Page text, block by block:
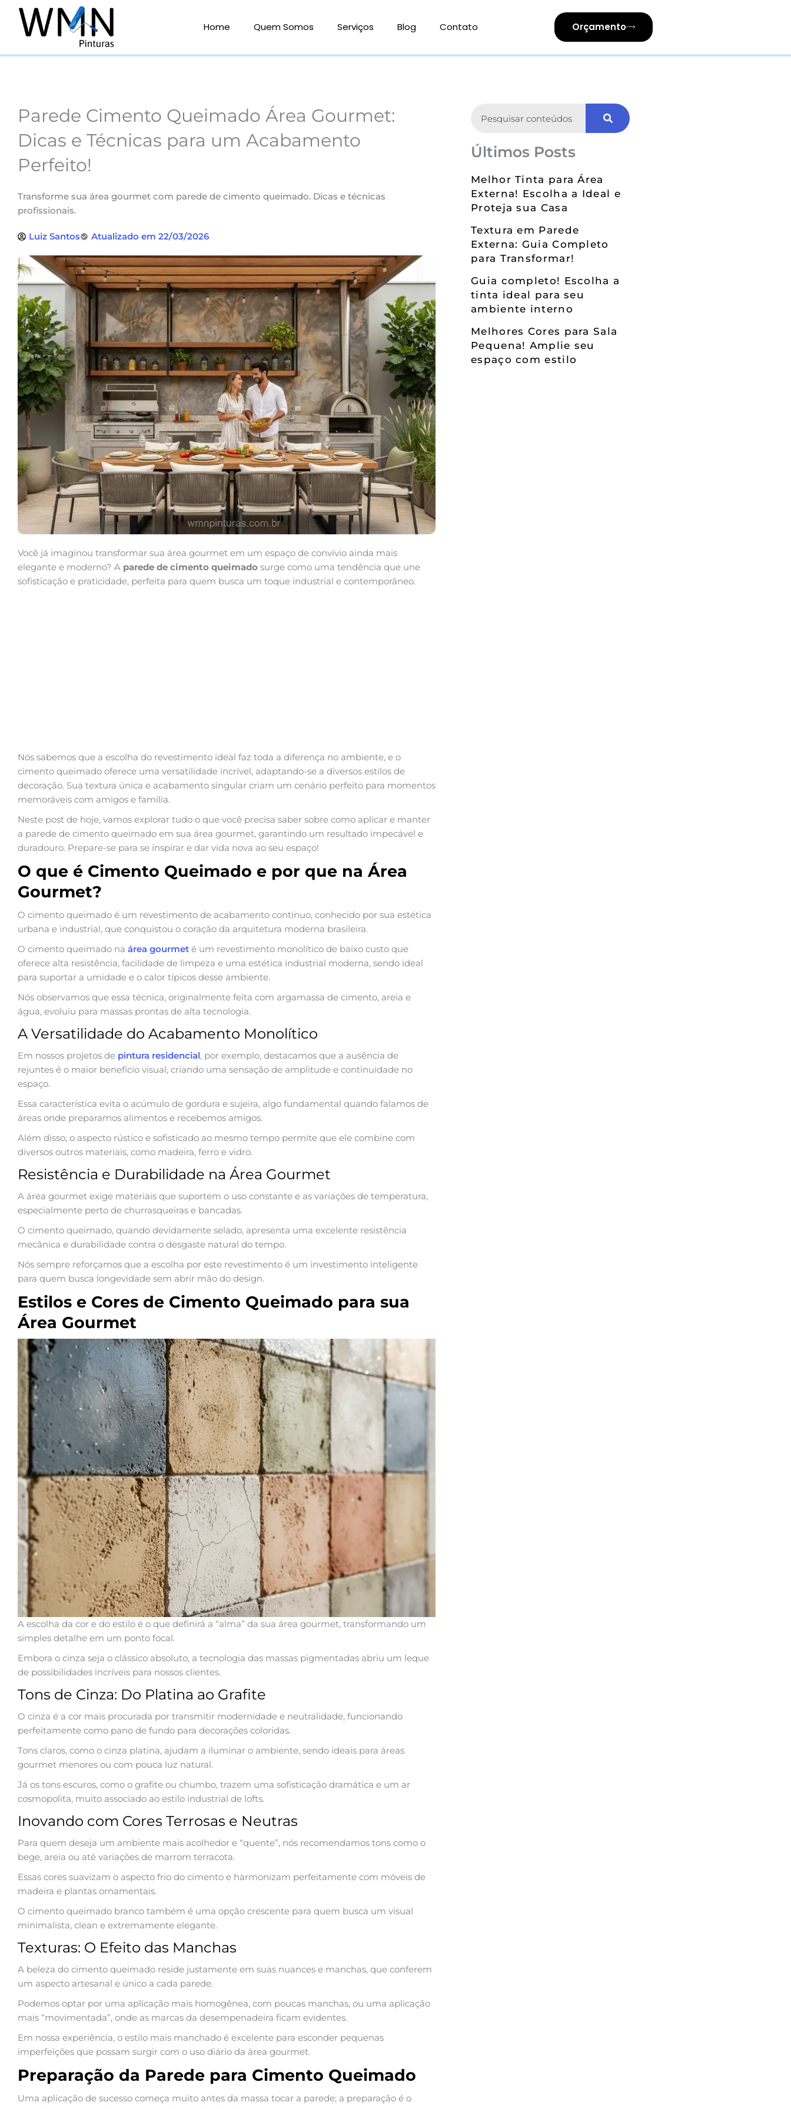
Home Quem Somos Serviços Blog Contato Orçamento
Parede Cimento Queimado Área Gourmet:
Dicas e Técnicas para um Acabamento
Perfeito!
Transforme sua área gourmet com parede de cimento queimado. Dicas e técnicas
profissionais.
Luiz Santos Atualizado em 22/03/2026
Você já imaginou transformar sua área gourmet em um espaço de convívio ainda mais
elegante e moderno? A parede de cimento queimado surge como uma tendência que une
sofisticação e praticidade, perfeita para quem busca um toque industrial e contemporâneo.
Nós sabemos que a escolha do revestimento ideal faz toda a diferença no ambiente, e o
cimento queimado oferece uma versatilidade incrível, adaptando-se a diversos estilos de
decoração. Sua textura única e acabamento singular criam um cenário perfeito para momentos
memoráveis com amigos e família.
Neste post de hoje, vamos explorar tudo o que você precisa saber sobre como aplicar e manter
a parede de cimento queimado em sua área gourmet, garantindo um resultado impecável e
duradouro. Prepare-se para se inspirar e dar vida nova ao seu espaço!
O que é Cimento Queimado e por que na Área
Gourmet?
O cimento queimado é um revestimento de acabamento contínuo, conhecido por sua estética
urbana e industrial, que conquistou o coração da arquitetura moderna brasileira.
O cimento queimado na área gourmet é um revestimento monolítico de baixo custo que
oferece alta resistência, facilidade de limpeza e uma estética industrial moderna, sendo ideal
para suportar a umidade e o calor típicos desse ambiente.
Nós observamos que essa técnica, originalmente feita com argamassa de cimento, areia e
água, evoluiu para massas prontas de alta tecnologia.
A Versatilidade do Acabamento Monolítico
Em nossos projetos de pintura residencial, por exemplo, destacamos que a ausência de
rejuntes é o maior benefício visual, criando uma sensação de amplitude e continuidade no
espaço.
Essa característica evita o acúmulo de gordura e sujeira, algo fundamental quando falamos de
áreas onde preparamos alimentos e recebemos amigos.
Além disso, o aspecto rústico e sofisticado ao mesmo tempo permite que ele combine com
diversos outros materiais, como madeira, ferro e vidro.
Resistência e Durabilidade na Área Gourmet
A área gourmet exige materiais que suportem o uso constante e as variações de temperatura,
especialmente perto de churrasqueiras e bancadas.
O cimento queimado, quando devidamente selado, apresenta uma excelente resistência
mecânica e durabilidade contra o desgaste natural do tempo.
Nós sempre reforçamos que a escolha por este revestimento é um investimento inteligente
para quem busca longevidade sem abrir mão do design.
Estilos e Cores de Cimento Queimado para sua
Área Gourmet
A escolha da cor e do estilo é o que definirá a “alma” da sua área gourmet, transformando um
simples detalhe em um ponto focal.
Embora o cinza seja o clássico absoluto, a tecnologia das massas pigmentadas abriu um leque
de possibilidades incríveis para nossos clientes.
Tons de Cinza: Do Platina ao Grafite
O cinza é a cor mais procurada por transmitir modernidade e neutralidade, funcionando
perfeitamente como pano de fundo para decorações coloridas.
Tons claros, como o cinza platina, ajudam a iluminar o ambiente, sendo ideais para áreas
gourmet menores ou com pouca luz natural.
Já os tons escuros, como o grafite ou chumbo, trazem uma sofisticação dramática e um ar
cosmopolita, muito associado ao estilo industrial de lofts.
Inovando com Cores Terrosas e Neutras
Para quem deseja um ambiente mais acolhedor e “quente”, nós recomendamos tons como o
bege, areia ou até variações de marrom terracota.
Essas cores suavizam o aspecto frio do cimento e harmonizam perfeitamente com móveis de
madeira e plantas ornamentais.
O cimento queimado branco também é uma opção crescente para quem busca um visual
minimalista, clean e extremamente elegante.
Texturas: O Efeito das Manchas
A beleza do cimento queimado reside justamente em suas nuances e manchas, que conferem
um aspecto artesanal e único a cada parede.
Podemos optar por uma aplicação mais homogênea, com poucas manchas, ou uma aplicação
mais “movimentada”, onde as marcas da desempenadeira ficam evidentes.
Em nossa experiência, o estilo mais manchado é excelente para esconder pequenas
imperfeições que possam surgir com o uso diário da área gourmet.
Preparação da Parede para Cimento Queimado
Uma aplicação de sucesso começa muito antes da massa tocar a parede; a preparação é o
Últimos Posts
Melhor Tinta para Área
Externa! Escolha a Ideal e
Proteja sua Casa
Textura em Parede
Externa: Guia Completo
para Transformar!
Guia completo! Escolha a
tinta ideal para seu
ambiente interno
Melhores Cores para Sala
Pequena! Amplie seu
espaço com estilo